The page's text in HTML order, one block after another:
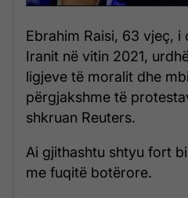
Ebrahim Raisi, 63 vjeç, i
Iranit në vitin 2021,
ligjeve të moralit dhe
përgjakshme të
shkruan Reuters.
Ai gjithashtu shtyu fort
me fuqitë botërore.